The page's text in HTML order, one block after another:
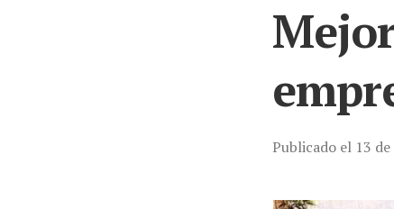
Publicado el 13